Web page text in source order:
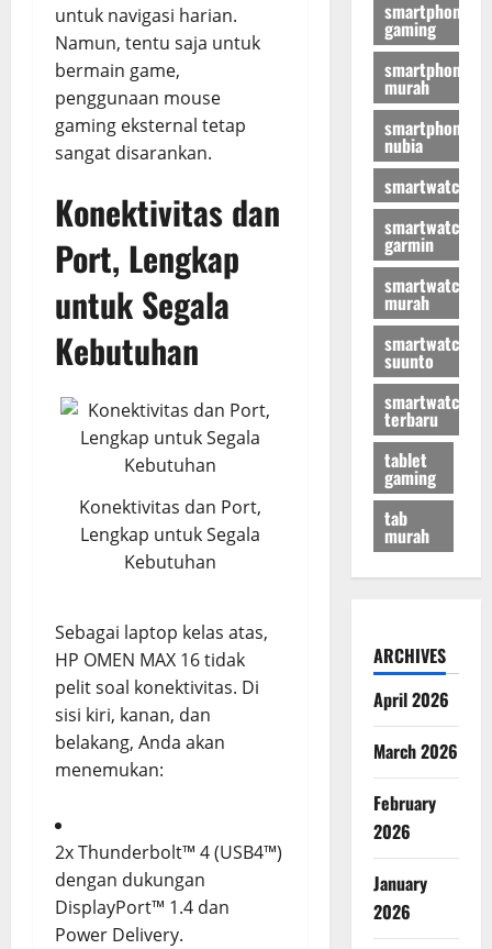
untuk navigasi harian.
Namun, tentu saja untuk
bermain game,
penggunaan mouse
gaming eksternal tetap
sangat disarankan.
Konektivitas dan
Port, Lengkap
untuk Segala
Kebutuhan
Konektivitas dan Port,
Lengkap untuk Segala
Kebutuhan
Sebagai laptop kelas atas,
HP OMEN MAX 16 tidak
pelit soal konektivitas. Di
sisi kiri, kanan, dan
belakang, Anda akan
menemukan:
2x Thunderbolt™ 4 (USB4™)
dengan dukungan
DisplayPort™ 1.4 dan
Power Delivery.
smartphone
gaming
smartphone
murah
smartphone
nubia
smartwatch
smartwatch
garmin
smartwatch
murah
smartwatch
suunto
smartwatch
terbaru
tablet
gaming
tab
murah
ARCHIVES
April 2026
March 2026
February
2026
January
2026